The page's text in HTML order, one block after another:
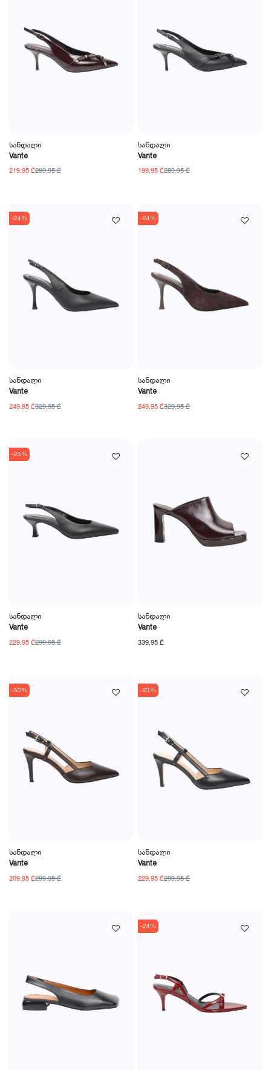
Სანდალი
Vante
219,95 ₾289,95 ₾
Სანდალი
Vante
199,95 ₾289,95 ₾
-24%
Სანდალი
Vante
249,95 ₾329,95 ₾
-24%
Სანდალი
Vante
249,95 ₾329,95 ₾
-23%
Სანდალი
Vante
229,95 ₾299,95 ₾
Სანდალი
Vante
339,95 ₾
-30%
Სანდალი
Vante
209,95 ₾299,95 ₾
-23%
Სანდალი
Vante
229,95 ₾299,95 ₾
-24%